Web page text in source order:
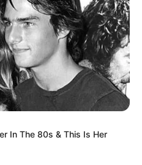
In The 80s & This Is Her